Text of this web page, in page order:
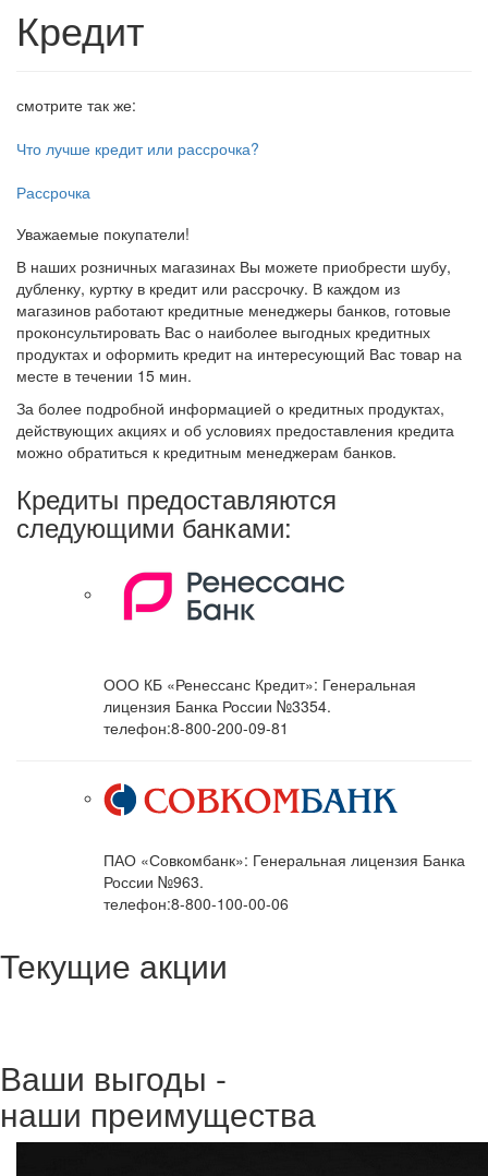
Кредит
смотрите так же:
Что лучше кредит или рассрочка?
Рассрочка
Уважаемые покупатели!
В наших розничных магазинах Вы можете приобрести шубу,
дубленку, куртку в кредит или рассрочку. В каждом из
магазинов работают кредитные менеджеры банков, готовые
проконсультировать Вас о наиболее выгодных кредитных
продуктах и оформить кредит на интересующий Вас товар на
месте в течении 15 мин.
За более подробной информацией о кредитных продуктах,
действующих акциях и об условиях предоставления кредита
можно обратиться к кредитным менеджерам банков.
Кредиты предоставляются
следующими банками:
ООО КБ «Ренессанс Кредит»: Генеральная
лицензия Банка России №3354.
телефон:8-800-200-09-81
ПАО «Совкомбанк»: Генеральная лицензия Банка
России №963.
телефон:8-800-100-00-06
Текущие акции
Ваши выгоды -
наши преимущества